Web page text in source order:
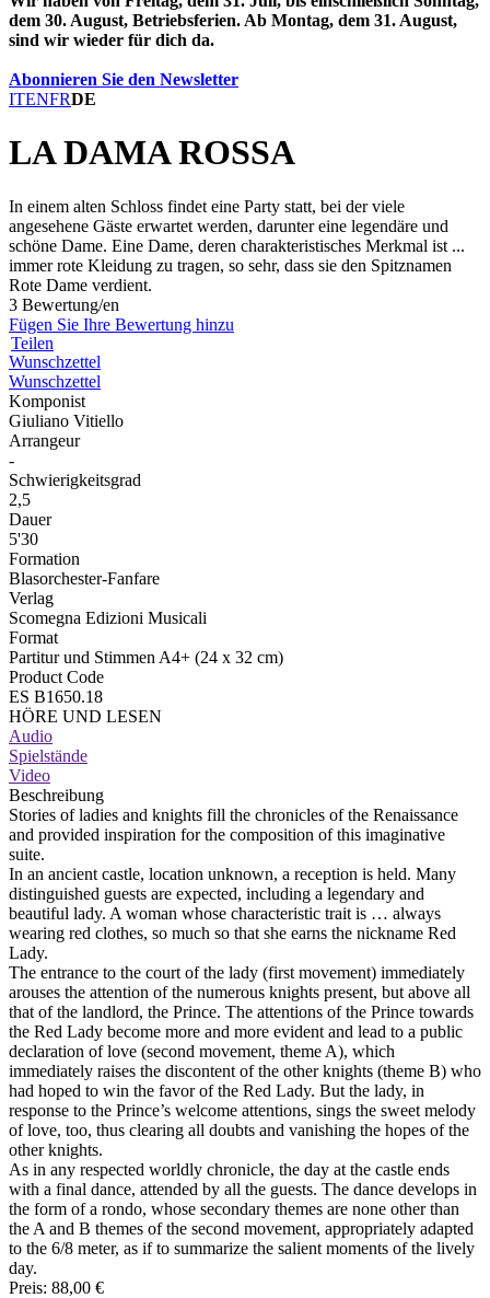
dem 30. August, Betriebsferien. Ab Montag, dem 31. August,
sind wir wieder für dich da.
Abonnieren Sie den Newsletter
ITENFRDE
LA DAMA ROSSA
In einem alten Schloss findet eine Party statt, bei der viele
angesehene Gäste erwartet werden, darunter eine legendäre und
schöne Dame. Eine Dame, deren charakteristisches Merkmal ist ...
immer rote Kleidung zu tragen, so sehr, dass sie den Spitznamen
Rote Dame verdient.
3 Bewertung/en
Fügen Sie Ihre Bewertung hinzu
Teilen
Wunschzettel
Wunschzettel
Komponist
Giuliano Vitiello
Arrangeur
-
Schwierigkeitsgrad
2,5
Dauer
5'30
Formation
Blasorchester-Fanfare
Verlag
Scomegna Edizioni Musicali
Format
Partitur und Stimmen A4+ (24 x 32 cm)
Product Code
ES B1650.18
HÖRE UND LESEN
Audio
Spielstände
Video
Beschreibung
Stories of ladies and knights fill the chronicles of the Renaissance
and provided inspiration for the composition of this imaginative
suite.
In an ancient castle, location unknown, a reception is held. Many
distinguished guests are expected, including a legendary and
beautiful lady. A woman whose characteristic trait is … always
wearing red clothes, so much so that she earns the nickname Red
Lady.
The entrance to the court of the lady (first movement) immediately
arouses the attention of the numerous knights present, but above all
that of the landlord, the Prince. The attentions of the Prince towards
the Red Lady become more and more evident and lead to a public
declaration of love (second movement, theme A), which
immediately raises the discontent of the other knights (theme B) who
had hoped to win the favor of the Red Lady. But the lady, in
response to the Prince’s welcome attentions, sings the sweet melody
of love, too, thus clearing all doubts and vanishing the hopes of the
other knights.
As in any respected worldly chronicle, the day at the castle ends
with a final dance, attended by all the guests. The dance develops in
the form of a rondo, whose secondary themes are none other than
the A and B themes of the second movement, appropriately adapted
to the 6/8 meter, as if to summarize the salient moments of the lively
day.
Preis: 88,00 €